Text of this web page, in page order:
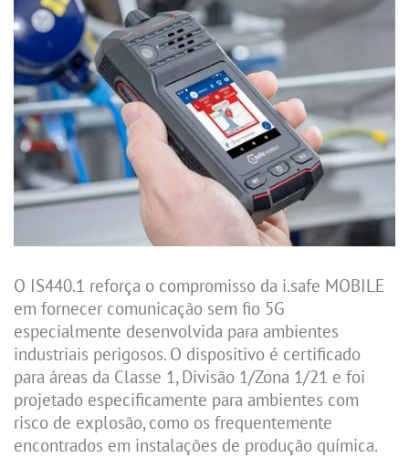
O IS440.1 reforça o compromisso da i.safe MOBILE
em fornecer comunicação sem fio 5G
especialmente desenvolvida para ambientes
industriais perigosos. O dispositivo é certificado
para áreas da Classe 1, Divisão 1/Zona 1/21 e foi
projetado especificamente para ambientes com
risco de explosão, como os frequentemente
encontrados em instalações de produção química.